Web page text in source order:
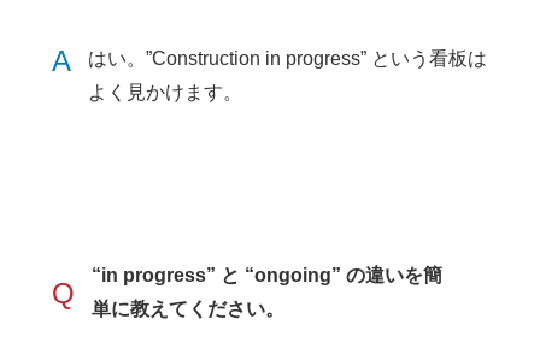
A
はい。”Construction in progress” という看板は
よく見かけます。
Q
“in progress” と “ongoing” の違いを簡
単に教えてください。